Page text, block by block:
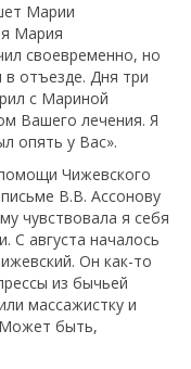
Марии
Мария
своевременно, но
в отъезде. Дня три
с Мариной
Вашего лечения. Я
опять у Вас».
Чижевского
В.В. Ассонову
чувствовала я себя
С августа началось
Он как-то
из бычьей
массажистку и
Может быть,